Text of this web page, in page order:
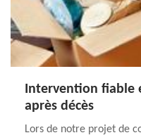
Intervention fiable
après décès
Lors de notre projet de